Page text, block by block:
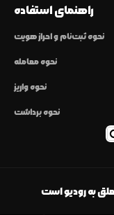
راهنمای استفاده
نحوه ثبت‌نام و احراز هویت
نحوه معامله
نحوه واریز
نحوه برداشت
به رودیو است